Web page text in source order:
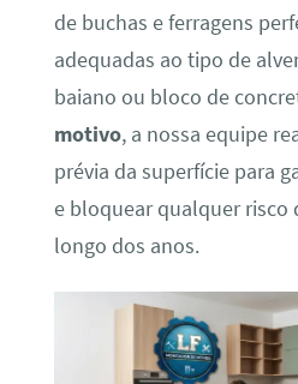
de buchas e ferragens
adequadas ao tipo de
baiano ou bloco de
motivo, a nossa equipe
prévia da superfície para
e bloquear qualquer risco
longo dos anos.